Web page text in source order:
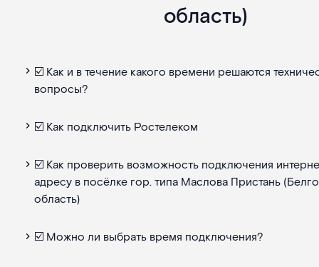
область)
☑️ Как и в течение какого времени решаются
вопросы?
☑️ Как подключить Ростелеком
☑️ Как проверить возможность подключения
адресу в посёлке гор. типа Маслова Пристань
область)
☑️ Можно ли выбрать время подключения?